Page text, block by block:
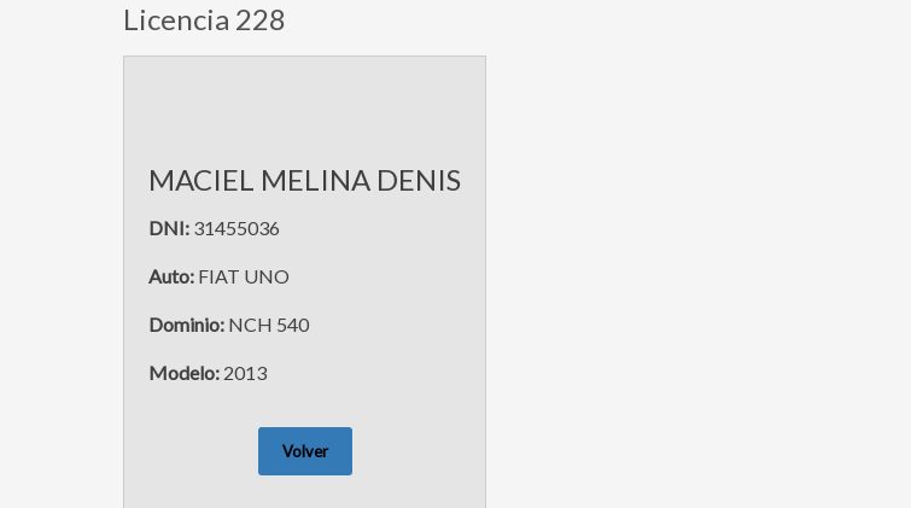
Licencia 228
MACIEL MELINA DENIS
DNI: 31455036
Auto: FIAT UNO
Dominio: NCH 540
Modelo: 2013
Volver